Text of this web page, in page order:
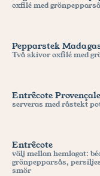
oxfilé med
Pepparstek
Två skivor oxfilé med
Entrêcote Provençale
serveras med råstekt
Entrêcote
välj mellan hemlagat:
grönpepparsås,
smör